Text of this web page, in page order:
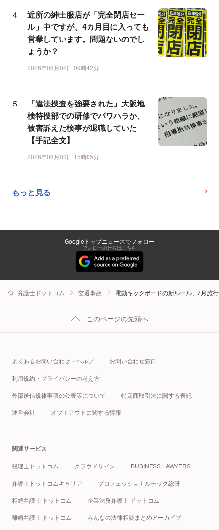
近所の紳士服店が「完全閉店セー
ル」中ですが、4カ月目に入っても
営業しています。問題ないのでし
ょうか？
2026年08月02日 09時42分
「違法捜査を強要された」大阪地
検特捜部での研修でパワハラか、
被害訴えた検事が退職していた
【手記全文】
2026年08月03日 15時05分
もっと見る
Googleトップニュースでフォロー
フォローの仕方はこちら
弁護士ドットコム 交通事故 電動キックボードの新ルール、7月
このページの先頭へ
よくあるお問い合わせ・ヘルプ お問い合わせ窓口
利用規約・プライバシーの考え方
外部送信規律事項の公表等について 特定商取引法に関する表記
運営会社 オプトアウトに関する情報
関連サービス
税理士ドットコム クラウドサイン BUSINESS LAWYERS
弁護士ドットコムキャリア プロフェッショナルテック総研
相続弁護士 ドットコム 企業法務弁護士 ドットコム
離婚弁護士 ドットコム みんなの法律相談まとめアーカイブ